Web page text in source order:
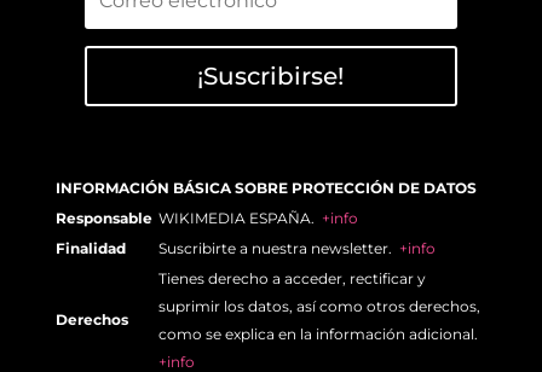
¡Suscribirse!
INFORMACIÓN BÁSICA SOBRE PROTECCIÓN DE DATOS
Responsable WIKIMEDIA ESPAÑA. +info
Finalidad
Suscribirte a nuestra newsletter. +info
Derechos
Tienes derecho a acceder, rectificar y
suprimir los datos, así como otros derechos,
como se explica en la información adicional.
+info